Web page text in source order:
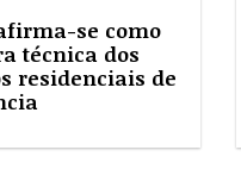
se como
técnica dos
residenciais de